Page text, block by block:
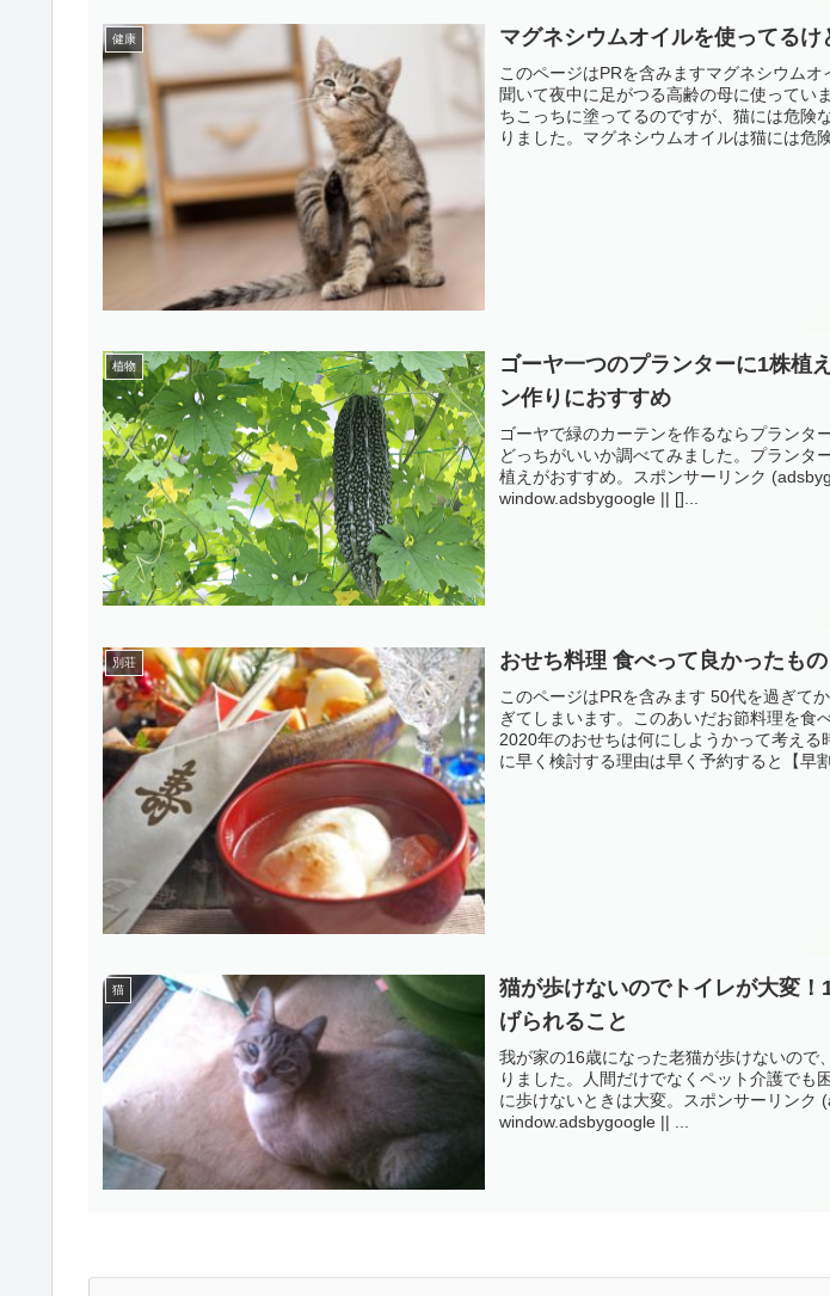
健康 マグネシウムオイルを使ってるけ
このページはPRを含みますマグネシウムオ
聞いて夜中に足がつる高齢の母に使ってい
ちこっちに塗ってるのですが、猫には危険
りました。マグネシウムオイルは猫には危
植物
ゴーヤ一つのプランターに1株植
ン作りにおすすめ
ゴーヤで緑のカーテンを作るならプランタ
どっちがいいか調べてみました。プランタ
植えがおすすめ。スポンサーリンク
window.adsbygoogle || []...
別荘 おせち料理 食べって良かったも
このページはPRを含みます 50代を過ぎて
ぎてしまいます。このあいだお節料理を食
2020年のおせちは何にしようかって考える
に早く検討する理由は早く予約すると【早割
猫
猫が歩けないのでトイレが大変
げられること
我が家の16歳になった老猫が歩けないので
りました。人間だけでなくペット介護でも
に歩けないときは大変。スポンサーリンク
window.adsbygoogle || ...